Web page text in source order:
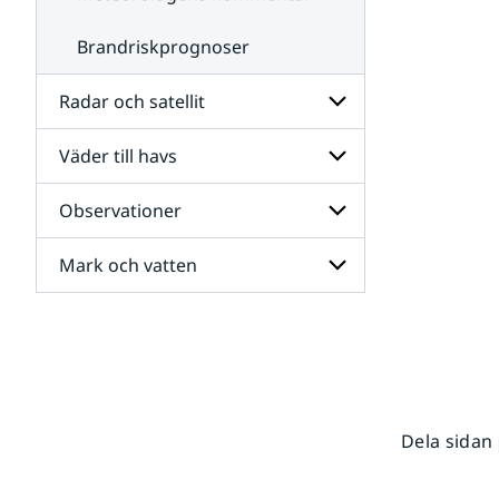
Brandriskprognoser
Radar och satellit
Undersidor
för
Radar
och
satellit
Väder till havs
Undersidor
för
Väder
till
havs
Observationer
Undersidor
för
Mark och vatten
Dela sidan